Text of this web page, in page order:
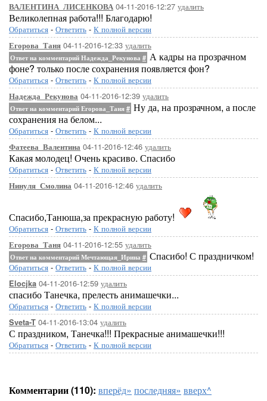
ВАЛЕНТИНА_ЛИСЕНКОВА 04-11-2016-12:27 удалить
Великолепная работа!!! Благодарю!
Обратиться - Ответить - К полной версии
Егорова_Таня 04-11-2016-12:33 удалить
Ответ на комментарий Надежда_Рекунова # А кадры на прозрачном
фоне? только после сохранения появляется фон?
Обратиться - Ответить - К полной версии
Надежда_Рекунова 04-11-2016-12:39 удалить
Ответ на комментарий Егорова_Таня # Ну да, на прозрачном, а после
сохранения на белом...
Обратиться - Ответить - К полной версии
Фатеева_Валентина 04-11-2016-12:46 удалить
Какая молодец! Очень красиво. Спасибо
Обратиться - Ответить - К полной версии
Нинуля_Смолина 04-11-2016-12:46 удалить
Спасибо,Танюша,за прекрасную работу!
Обратиться - Ответить - К полной версии
Егорова_Таня 04-11-2016-12:55 удалить
Ответ на комментарий Мечтающая_Ирина # Спасибо! С праздничком!
Обратиться - Ответить - К полной версии
Elocjka 04-11-2016-12:59 удалить
спасибо Танечка, прелесть анимашечки...
Обратиться - Ответить - К полной версии
Sveta-T 04-11-2016-13:04 удалить
С праздником, Танечка!!! Прекрасные анимашечки!!!
Обратиться - Ответить - К полной версии
Комментарии (110): вперёд» последняя» вверх^